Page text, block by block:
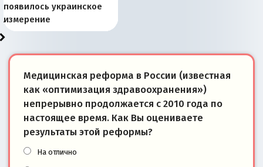
Запада рассказала о
«переобувании» хозяев
перемены: 15 шагов к
суверенной экономике
Европы
сбрасывать балласт
Анкориджа
года: первые уступки во
внутренней политике
сегодня
Варшаве не поможет её
отношениям с Россией?
современной истории
Южной Осетии
появилось украинское
измерение
Медицинская реформа в России (известная
как «оптимизация здравоохранения»)
непрерывно продолжается с 2010 года по
настоящее время. Как Вы оцениваете
результаты этой реформы?
На отлично